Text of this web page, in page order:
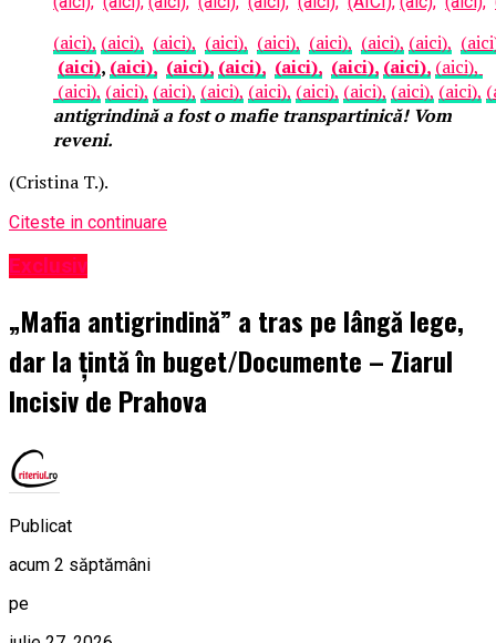
(aici), (aici), (aici), (aici), (aici), (aici), (aici), (aici),
(aici), (aici), (aici), (aici), (aici), (aici), (aici), (aici),
(aici), (aici), (aici), (aici), (aici), (aici), (aici), (aici), (aici),
antigrindină a fost o mafie transpartinică! Vom
reveni.
(Cristina T.).
Citeste in continuare
Exclusiv
„Mafia antigrindină” a tras pe lângă lege,
dar la țintă în buget/Documente – Ziarul
Incisiv de Prahova
Publicat
acum 2 săptămâni
pe